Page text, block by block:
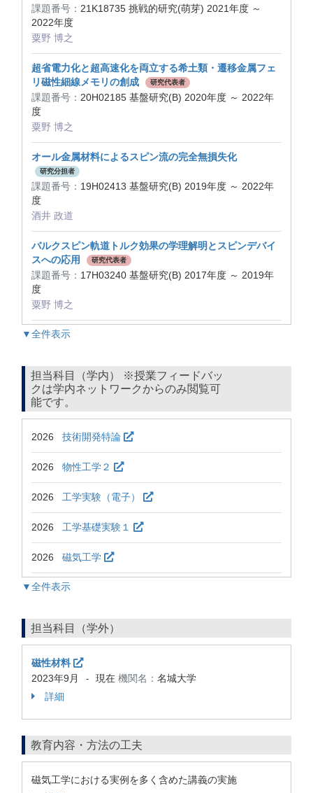
課題番号： 21K18735 挑戦的研究(萌芽) 2021年度 ～
2022年度
粟野 博之
超省電力化と超高速化を両立する希土類・遷移金属フェ
リ磁性細線メモリの創成
研究代表者
課題番号： 20H02185 基盤研究(B) 2020年度 ～ 2022年
度
粟野 博之
オール金属材料によるスピン流の完全無損失化
研究分担者
課題番号： 19H02413 基盤研究(B) 2019年度 ～ 2022年
度
酒井 政道
バルクスピン軌道トルク効果の学理解明とスピンデバイ
スへの応用
研究代表者
課題番号： 17H03240 基盤研究(B) 2017年度 ～ 2019年
度
粟野 博之
▼全件表示
担当科目（学内） ※授業フィードバッ
クは学内ネットワークからのみ閲覧可
能です。
2026 技術開発特論
2026 物性工学２
2026 工学実験（電子）
2026 工学基礎実験１
2026 磁気工学
▼全件表示
担当科目（学外）
磁性材料
2023年9月
- 現在 機関名： 名城大学
詳細
教育内容・方法の工夫
磁気工学における実例を多く含めた講義の実施